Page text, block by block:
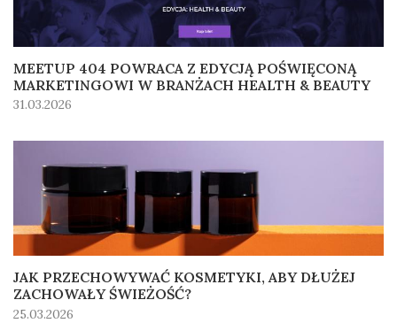
MEETUP 404 POWRACA Z EDYCJĄ POŚWIĘCONĄ
MARKETINGOWI W BRANŻACH HEALTH & BEAUTY
31.03.2026
JAK PRZECHOWYWAĆ KOSMETYKI, ABY DŁUŻEJ
ZACHOWAŁY ŚWIEŻOŚĆ?
25.03.2026